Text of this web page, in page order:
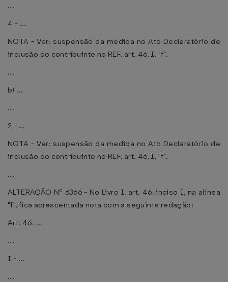
...
4 - ...
NOTA - Ver: suspensão da medida no Ato Declaratório de
inclusão do contribuinte no REF, art. 46, I, "f".
...
b) ...
...
2 - ...
NOTA - Ver: suspensão da medida no Ato Declaratório de
inclusão do contribuinte no REF, art. 46, I, "f".
...
ALTERAÇÃO Nº 6366 - No Livro I, art. 46, inciso I, na alínea
"f", fica acrescentada nota com a seguinte redação:
Art. 46. ...
...
I - ...
...